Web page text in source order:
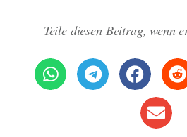
Teile diesen Beitrag, wenn